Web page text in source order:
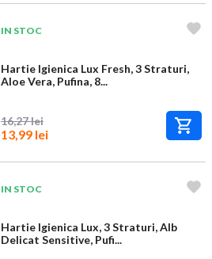
IN STOC
Hartie Igienica Lux Fresh, 3 Straturi,
Aloe Vera, Pufina, 8...
16,27 lei
13,99 lei
IN STOC
Hartie Igienica Lux, 3 Straturi, Alb
Delicat Sensitive, Pufi...